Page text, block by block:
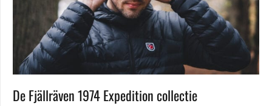
De Fjällräven 1974 Expedition collectie